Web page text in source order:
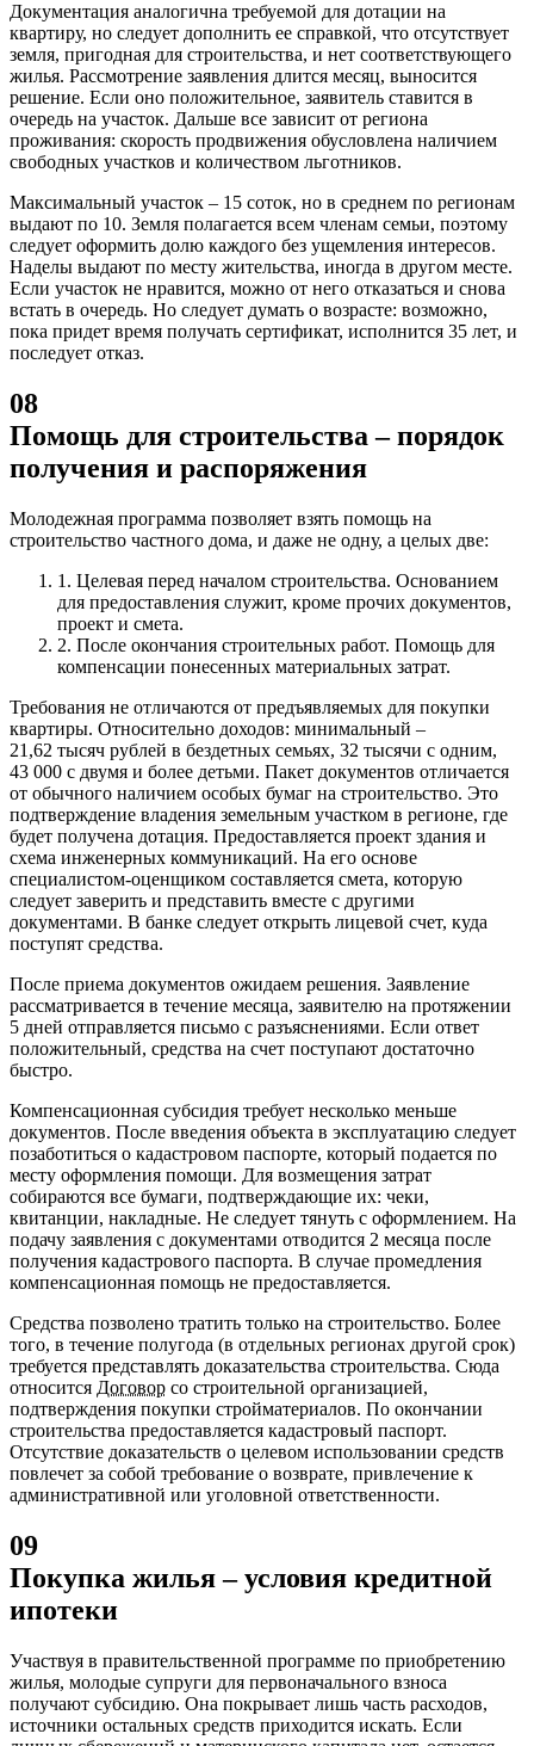
Документация аналогична требуемой для дотации на
квартиру, но следует дополнить ее справкой, что отсутствует
земля, пригодная для строительства, и нет соответствующего
жилья. Рассмотрение заявления длится месяц, выносится
решение. Если оно положительное, заявитель ставится в
очередь на участок. Дальше все зависит от региона
проживания: скорость продвижения обусловлена наличием
свободных участков и количеством льготников.
Максимальный участок – 15 соток, но в среднем по регионам
выдают по 10. Земля полагается всем членам семьи, поэтому
следует оформить долю каждого без ущемления интересов.
Наделы выдают по месту жительства, иногда в другом месте.
Если участок не нравится, можно от него отказаться и снова
встать в очередь. Но следует думать о возрасте: возможно,
пока придет время получать сертификат, исполнится 35 лет, и
последует отказ.
08
Помощь для строительства – порядок
получения и распоряжения
Молодежная программа позволяет взять помощь на
строительство частного дома, и даже не одну, а целых две:
1. Целевая перед началом строительства. Основанием
для предоставления служит, кроме прочих документов,
проект и смета.
2. После окончания строительных работ. Помощь для
компенсации понесенных материальных затрат.
Требования не отличаются от предъявляемых для покупки
квартиры. Относительно доходов: минимальный –
21,62 тысяч рублей в бездетных семьях, 32 тысячи с одним,
43 000 с двумя и более детьми. Пакет документов отличается
от обычного наличием особых бумаг на строительство. Это
подтверждение владения земельным участком в регионе, где
будет получена дотация. Предоставляется проект здания и
схема инженерных коммуникаций. На его основе
специалистом-оценщиком составляется смета, которую
следует заверить и представить вместе с другими
документами. В банке следует открыть лицевой счет, куда
поступят средства.
После приема документов ожидаем решения. Заявление
рассматривается в течение месяца, заявителю на протяжении
5 дней отправляется письмо с разъяснениями. Если ответ
положительный, средства на счет поступают достаточно
быстро.
Компенсационная субсидия требует несколько меньше
документов. После введения объекта в эксплуатацию следует
позаботиться о кадастровом паспорте, который подается по
месту оформления помощи. Для возмещения затрат
собираются все бумаги, подтверждающие их: чеки,
квитанции, накладные. Не следует тянуть с оформлением. На
подачу заявления с документами отводится 2 месяца после
получения кадастрового паспорта. В случае промедления
компенсационная помощь не предоставляется.
Средства позволено тратить только на строительство. Более
того, в течение полугода (в отдельных регионах другой срок)
требуется представлять доказательства строительства. Сюда
относится Договор со строительной организацией,
подтверждения покупки стройматериалов. По окончании
строительства предоставляется кадастровый паспорт.
Отсутствие доказательств о целевом использовании средств
повлечет за собой требование о возврате, привлечение к
административной или уголовной ответственности.
09
Покупка жилья – условия кредитной
ипотеки
Участвуя в правительственной программе по приобретению
жилья, молодые супруги для первоначального взноса
получают субсидию. Она покрывает лишь часть расходов,
источники остальных средств приходится искать. Если